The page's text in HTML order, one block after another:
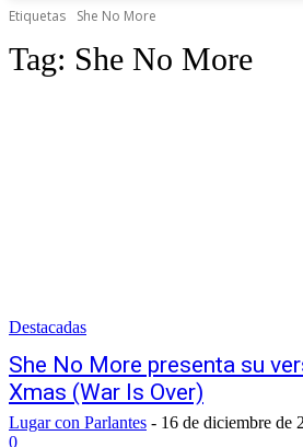
Etiquetas She No More
Tag: She No More
Destacadas
She No More presenta su
Xmas (War Is Over)
Lugar con Parlantes - 16 de diciembre de
0